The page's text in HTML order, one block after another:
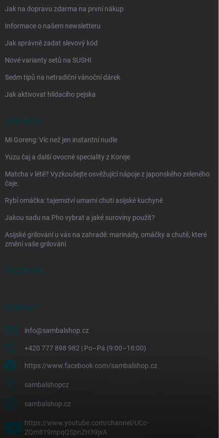
Jak na dopravu zdarma na první nákup
Informace o našem newsletteru
Jak správně zadat slevový kód
Nové varianty setů na SUSHI
Sedm tipů na netradiční vánoční dárek
Jak aktivovat hlídacího pejska
ASIA BLOG
Mi Goreng: Víc než jen instantní nudle
Yuzu čaj a další ovocné speciality z Koreje
Matcha v létě? Vyzkoušejte osvěžující nápoje z japonského zeleného
čaje.
Rybí omáčka: tajemství umami chuti asijské kuchyně
Jakou sadu na Pho vybrat a jaké suroviny použít?
Asijské grilování u vás na zahradě: marinády, omáčky a chutě, které
změní vaše grilování
FACEBOOK
KONTAKT
info@sambalshop.cz
+420 777 898 982 | Po–Pá (9:00–18:00)
https://www.facebook.com/sambalshop.cz
sambalshopcz
sambalshop.cz
https://www.youtube.com/channel/UCc-
ZQm819mpqQSpnZH39jxA